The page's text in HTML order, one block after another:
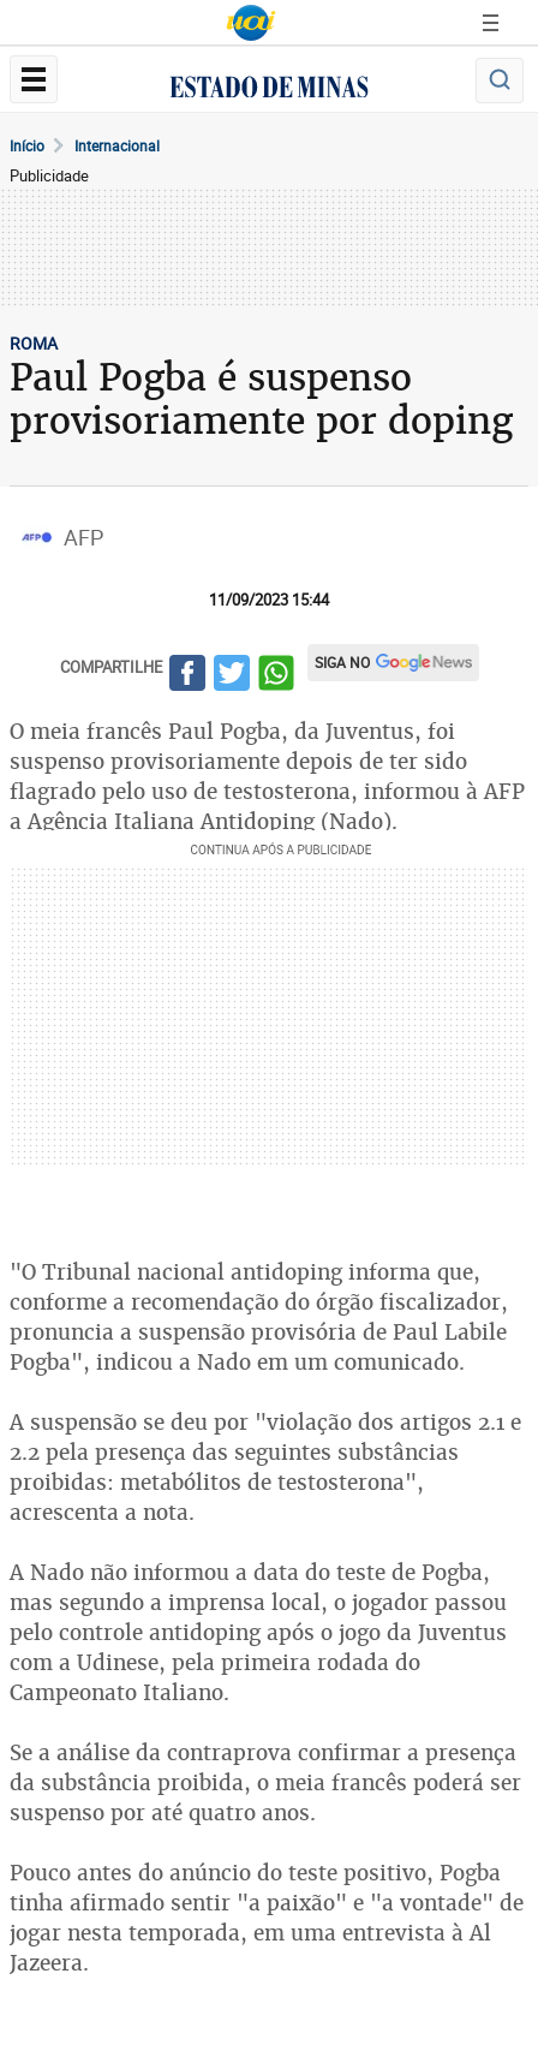
Início Internacional
Publicidade
ROMA
Paul Pogba é suspenso
provisoriamente por doping
AFP
11/09/2023 15:44
COMPARTILHE SIGA NO
O meia francês Paul Pogba, da Juventus, foi
suspenso provisoriamente depois de ter sido
flagrado pelo uso de testosterona, informou à AFP
a Agência Italiana Antidoping (Nado).
"O Tribunal nacional antidoping informa que,
conforme a recomendação do órgão fiscalizador,
pronuncia a suspensão provisória de Paul Labile
Pogba", indicou a Nado em um comunicado.
A suspensão se deu por "violação dos artigos 2.1 e
2.2 pela presença das seguintes substâncias
proibidas: metabólitos de testosterona",
acrescenta a nota.
A Nado não informou a data do teste de Pogba,
mas segundo a imprensa local, o jogador passou
pelo controle antidoping após o jogo da Juventus
com a Udinese, pela primeira rodada do
Campeonato Italiano.
Se a análise da contraprova confirmar a presença
da substância proibida, o meia francês poderá ser
suspenso por até quatro anos.
Pouco antes do anúncio do teste positivo, Pogba
tinha afirmado sentir "a paixão" e "a vontade" de
jogar nesta temporada, em uma entrevista à Al
Jazeera.